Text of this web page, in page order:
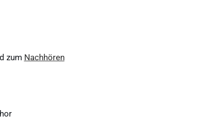
zum Nachhören